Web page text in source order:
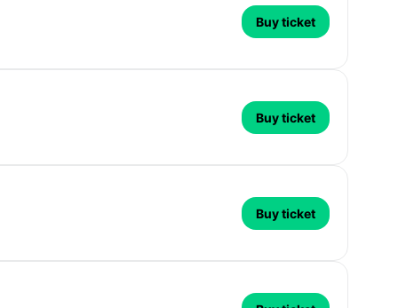
Buy ticket
Buy ticket
Buy ticket